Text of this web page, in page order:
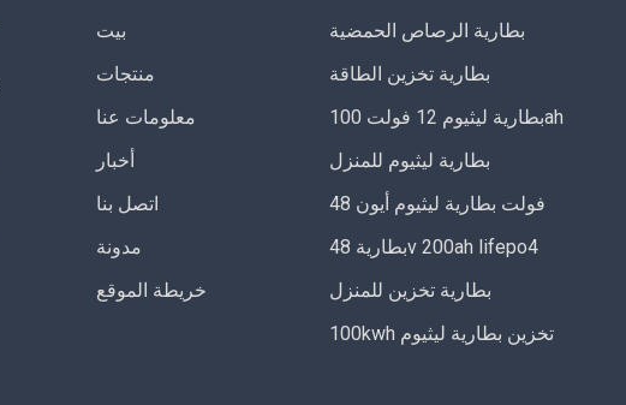
بيت
منتجات
معلومات عنا
أخبار
اتصل بنا
مدونة
خريطة الموقع
بطارية الرصاص الحمضية
بطارية تخزين الطاقة
بطارية ليثيوم 12 فولت 100ah
بطارية ليثيوم للمنزل
48 فولت بطارية ليثيوم أيون
بطارية 48v 200ah lifepo4
بطارية تخزين للمنزل
100kwh تخزين بطارية ليثيوم